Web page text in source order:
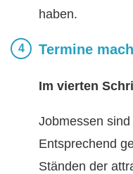
haben.
Termine
Im vierten
Jobmessen
Entsprechend
Ständen der